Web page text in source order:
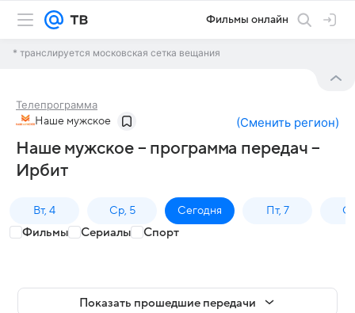
Фильмы онлайн
* транслируется московская сетка вещания
Телепрограмма
Наше мужское (Сменить регион)
Наше мужское – программа передач –
Ирбит
Вт, 4 Ср, 5 Сегодня Пт, 7
Фильмы Сериалы Спорт
Показать прошедшие передачи